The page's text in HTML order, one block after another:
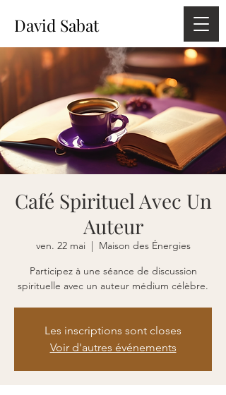
David Sabat
Café Spirituel Avec Un
Auteur
ven. 22 mai
  |
Maison des Énergies
Participez à une séance de discussion
spirituelle avec un auteur médium célèbre.
Les inscriptions sont closes
Voir d'autres événements